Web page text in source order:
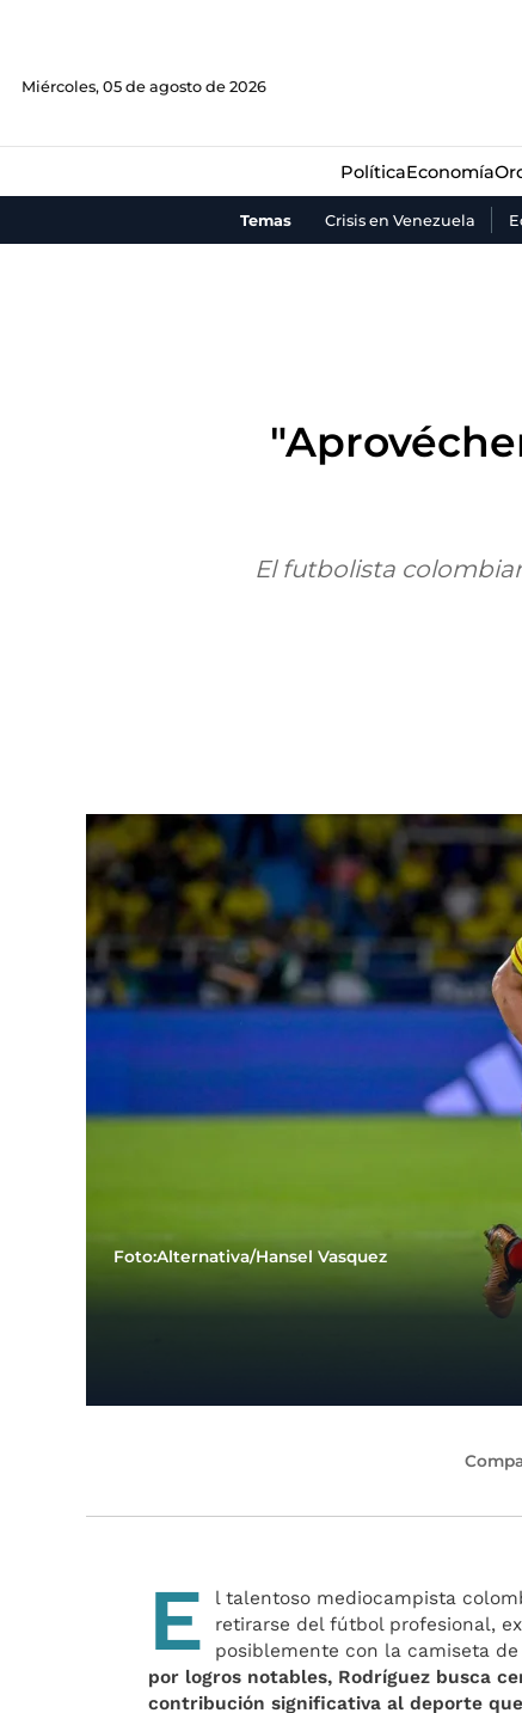
Miércoles, 05 de agosto de 2026
PolíticaEconomía
Temas Crisis en Venezuela
El futbolista
Foto:Alternativa/Hansel Vasquez
E
l talentoso mediocampista
retirarse del fútbol profesional,
posiblemente con la camiseta
por logros notables, Rodríguez busca
contribución significativa al deporte